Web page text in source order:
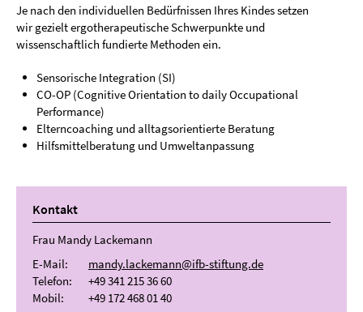
Je nach den individuellen Bedürfnissen Ihres Kindes setzen
wir gezielt ergotherapeutische Schwerpunkte und
wissenschaftlich fundierte Methoden ein.
Sensorische Integration (SI)
CO-OP (Cognitive Orientation to daily Occupational
Performance)
Elterncoaching und alltagsorientierte Beratung
Hilfsmittelberatung und Umweltanpassung
Kontakt
Frau Mandy Lackemann
E-Mail:
mandy.lackemann@ifb-stiftung.de
Telefon:
+49 341 215 36 60
Mobil:
+49 172 468 01 40